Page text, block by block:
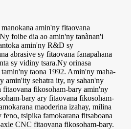
amin'ny fitaovana
foibe dia ao amin'ny tanànan'i
amin'ny R&D sy
abrasive sy fitaovana fanapahana
sy vidiny tsara.Ny orinasa
taona 1992. Amin'ny maha-
amin'ity sehatra ity, ny sahan'ny
fitaovana fikosoham-bary amin'ny
bary ary fitaovana fikosoham-
maoderina izahay, milina
tsipika famokarana fitsaboana
CNC fitaovana fikosoham-bary.